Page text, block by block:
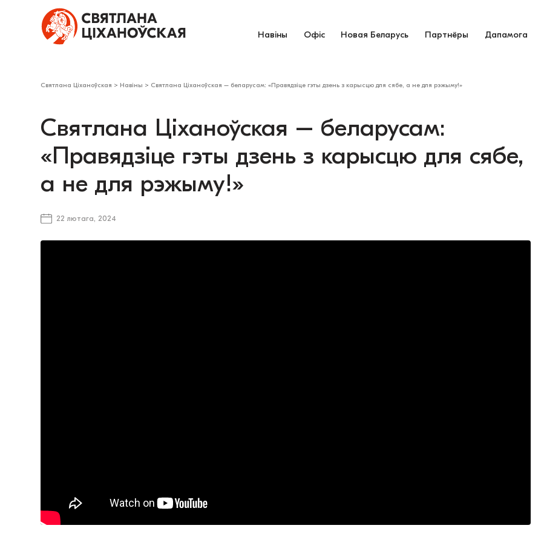
Навіны Офіс Новая Беларусь Партнёры Дапамога
Святлана Ціханоўская > Навіны > Святлана Ціханоўская – беларусам: «Правядзіце гэты дзень з карысцю для сябе, а не для рэжыму!»
Святлана Ціханоўская – беларусам:
«Правядзіце гэты дзень з карысцю для сябе,
а не для рэжыму!»
22 лютага, 2024